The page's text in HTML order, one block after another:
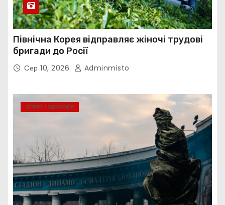
Північна Корея відправляє жіночі трудові
бригади до Росії
Сер 10, 2026 Adminmisto
СПОРТ І ЗДОРОВ’Я